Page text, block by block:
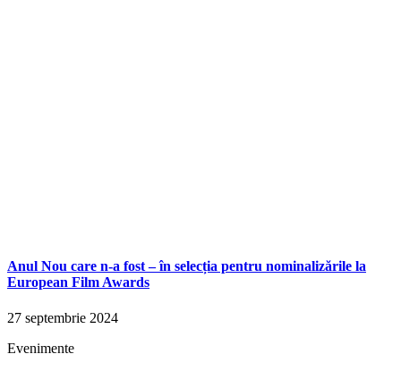
Anul Nou care n-a fost – în selecția pentru nominalizările la
European Film Awards
27 septembrie 2024
Evenimente